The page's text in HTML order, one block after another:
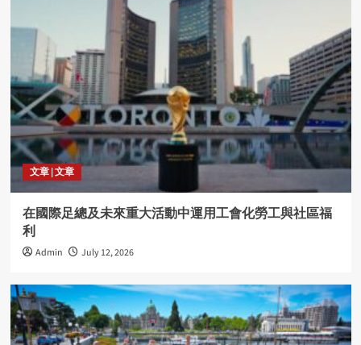
文章 | 文章
在國際足總及未來重大活動中運用工會化勞工與社區福
利
Admin July 12, 2026